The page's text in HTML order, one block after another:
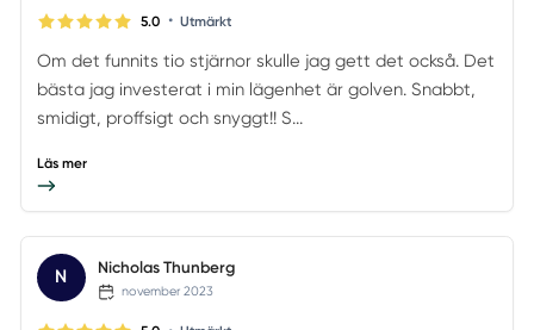
5.0 • Utmärkt
Om det funnits tio stjärnor skulle jag gett det också. Det
bästa jag investerat i min lägenhet är golven. Snabbt,
smidigt, proffsigt och snyggt!! S...
Läs mer
N Nicholas Thunberg
november 2023